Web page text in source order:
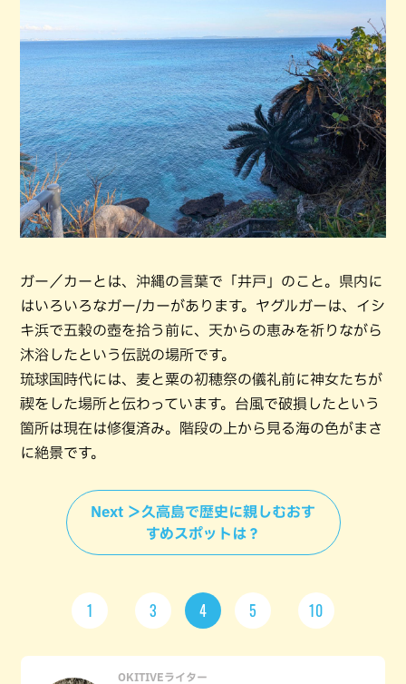
ガー／カーとは、沖縄の言葉で「井戸」のこと。県内に
はいろいろなガー/カーがあります。ヤグルガーは、イシ
キ浜で五穀の壺を拾う前に、天からの恵みを祈りながら
沐浴したという伝説の場所です。
琉球国時代には、麦と粟の初穂祭の儀礼前に神女たちが
禊をした場所と伝わっています。台風で破損したという
箇所は現在は修復済み。階段の上から見る海の色がまさ
に絶景です。
Next ＞久高島で歴史に親しむおす
すめスポットは？
1 3 4 5 10
OKITIVEライター